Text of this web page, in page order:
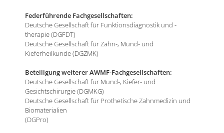
Federführende Fachgesellschaften:
Deutsche Gesellschaft für Funktionsdiagnostik und -
therapie (DGFDT)
Deutsche Gesellschaft für Zahn-, Mund- und
Kieferheilkunde (DGZMK)
Beteiligung weiterer AWMF-Fachgesellschaften:
Deutsche Gesellschaft für Mund-, Kiefer- und
Gesichtschirurgie (DGMKG)
Deutsche Gesellschaft für Prothetische Zahnmedizin und
Biomaterialien
(DGPro)